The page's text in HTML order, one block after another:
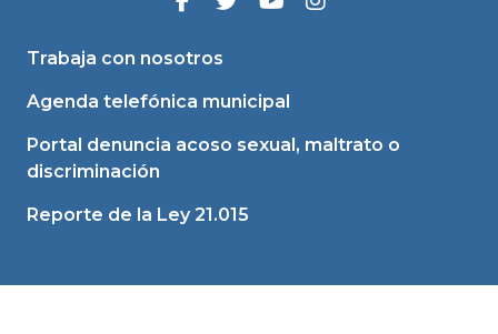
Trabaja con nosotros
Agenda telefónica municipal
Portal denuncia acoso sexual, maltrato o
discriminación
Reporte de la Ley 21.015